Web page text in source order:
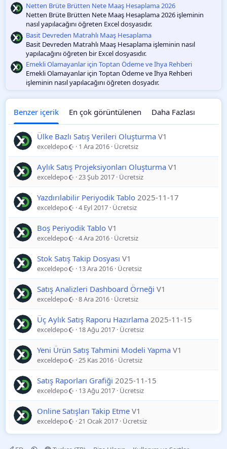
Netten Brüte Brütten Nete Maaş Hesaplama 2026
Netten Brüte Brütten Nete Maaş Hesaplama 2026 işleminin
nasıl yapılacağını öğreten Excel dosyasıdır.
Basit Devreden Matrahlı Maaş Hesaplama
Basit Devreden Matrahlı Maaş Hesaplama işleminin nasıl
yapılacağını öğreten bir Excel dosyasıdır.
Emekli Olamayanlar için Toptan Ödeme ve İhya Rehberi
Emekli Olamayanlar için Toptan Ödeme ve İhya Rehberi
işleminin nasıl yapılacağını öğreten dosyadır.
Benzer içerik En çok görüntülenen Daha Fazlası
Ülke Bazlı Satış Verileri Oluşturma V1
exceldepo 1 Ara 2016 Ücretsiz
Aylık Satış Projeksiyonları Oluşturma V1
exceldepo 23 Şub 2017 Ücretsiz
Yazdırılabilir Periyodik Tablo 2025-11-17
exceldepo 4 Eyl 2017 Ücretsiz
Boş Periyodik Tablo V1
exceldepo 4 Ara 2016 Ücretsiz
Stok Satış Takip Dosyası V1
exceldepo 13 Ara 2016 Ücretsiz
Satış Analizleri Dashboard Örneği V1
exceldepo 8 Ara 2016 Ücretsiz
Üç Aylık Satış Raporu Hazırlama 2025-11-15
exceldepo 18 Ağu 2017 Ücretsiz
Yeni Ürün Satış Tahmini Modeli Yapma V1
exceldepo 25 Kas 2016 Ücretsiz
Satış Raporları Grafiği 2025-11-15
exceldepo 13 Ağu 2017 Ücretsiz
Online Satışları Takip Etme V1
exceldepo 21 Ocak 2017 Ücretsiz